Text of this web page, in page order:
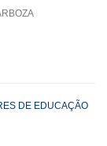
DE EDUCAÇÃO